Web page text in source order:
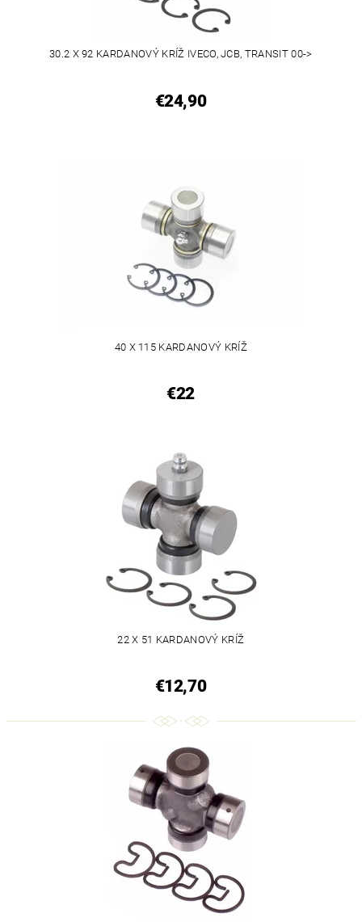
30.2 X 92 KARDANOVÝ KRÍŽ IVECO, JCB, TRANSIT 00->
€24,90
40 X 115 KARDANOVÝ KRÍŽ
€22
22 X 51 KARDANOVÝ KRÍŽ
€12,70